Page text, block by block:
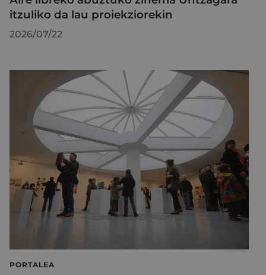
itzuliko da lau proiekziorekin
2026/07/22
PORTALEA